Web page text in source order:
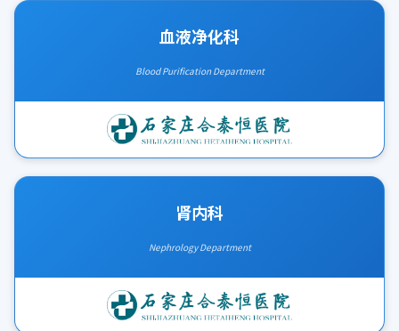
血液净化科
Blood Purification Department
肾内科
Nephrology Department